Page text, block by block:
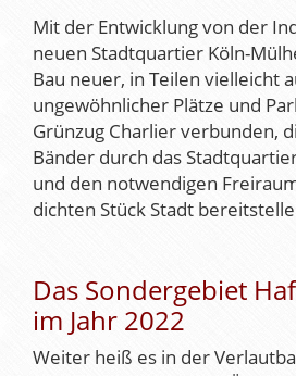
Mit der Entwicklung von der
neuen Stadtquartier Köln-
Bau neuer, in Teilen vielleicht
ungewöhnlicher Plätze und
Grünzug Charlier verbunden,
Bänder durch das
und den notwendigen
dichten Stück Stadt
Das Sondergebiet
im Jahr 2022
Weiter heiß es in der